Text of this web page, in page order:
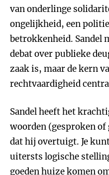
van onderlinge
ongelijkheid, een
betrokkenheid. Sandel
debat over publieke
zaak is, maar de kern
rechtvaardigheid
Sandel heeft het
woorden (gesproken of
dat hij overtuigt. Je
uitersts logische
goeden huize komen